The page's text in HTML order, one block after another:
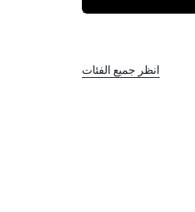
انظر جميع الفئات